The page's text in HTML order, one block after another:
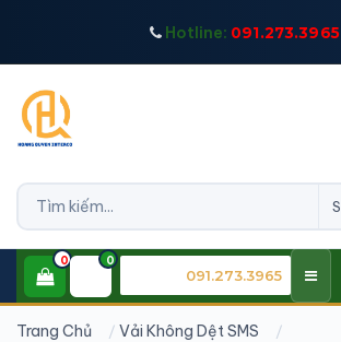
Hotline: 091.273.3965
0 0
091.273.3965
Trang Chủ
Vải Không Dệt SMS